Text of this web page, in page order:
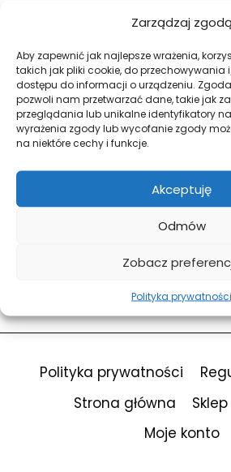
Zarządzaj zgodą
Aby zapewnić jak najlepsze wrażenia,
takich jak pliki cookie, do przechowywania
dostępu do informacji o urządzeniu.
pozwoli nam przetwarzać dane, takie jak
przeglądania lub unikalne identyfikatory
wyrażenia zgody lub wycofanie zgody
na niektóre cechy i funkcje.
Akceptuję
Odmów
Zobacz
Polityka prywatności
Hi, Welcome back!
Keep me signed in
Sign In
Polityka prywatności
Strona główna
Sklep
Moje konto